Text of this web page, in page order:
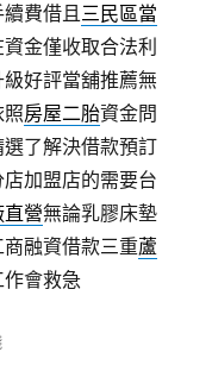
費借且三民區當
金僅收取合法利
好評當舖推薦無
房屋二胎資金問
了解決借款預訂
加盟店的需要台
直營無論乳膠床墊
融資借款三重蘆
會救急